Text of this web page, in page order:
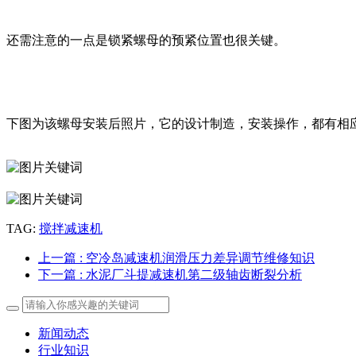
还需注意的一点是锁紧螺母的预紧位置也很关键。
下图为该螺母安装后照片，它的设计制造，安装操作，都有相
TAG: 搅拌减速机
上一篇 : 空冷岛减速机润滑压力差异调节维修知识
下一篇 : 水泥厂斗提减速机第二级轴齿断裂分析
新闻动态
行业知识